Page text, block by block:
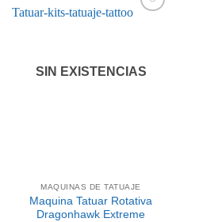
SIN EXISTENCIAS
MAQUINAS DE TATUAJE
Maquina Tatuar Rotativa
Dragonhawk Extreme